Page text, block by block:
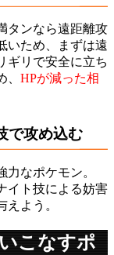
タンなら遠距離攻
いため、まずは遠
ギリで安全に立ち
HPが減った相
で攻め込む
力なポケモン。
イト技による妨害
よう。
こなすポ